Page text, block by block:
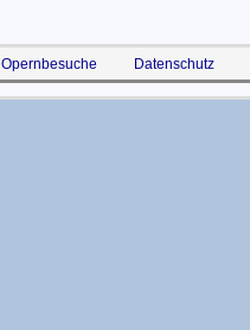
Opernbesuche Datenschutz